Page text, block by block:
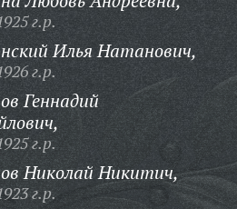
г.р.
Илья Натанович,
г.р.
Геннадий
г.р.
Николай Никитич,
г.р.